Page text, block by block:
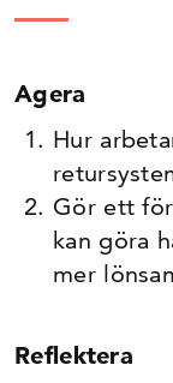
Agera
Hur
Gör ett
kan göra
mer
Reflektera